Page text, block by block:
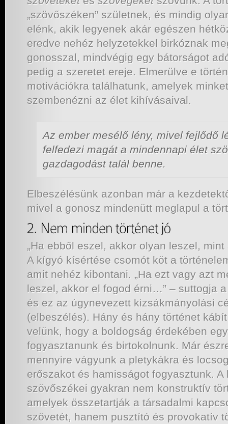
„szövőszéken” születnek, és mindig
elénk, akik legyenek akár egészen
eredve nehéz helyzetekkel birkóznak
gonosszal, mindvégig egy bátorságot
pedig a szeretet ereje. Elmerülve e
motivációkra találhatunk, amelyek
szembenézni az élet kihívásaival.
Az ember mesélő lény, mivel fejlődő
felfedezi magát a mindennapi élet
gazdagodást talál benne.
Elbeszélésünk azonban már a
mivel a gonosz mindenütt meglapul a
„Ha ebből eszel, akkor olyan leszel, mint
A kígyó kísértése csomót köt a
amit nehéz kibontani. „Ha ezt vagy azt
leszel, akkor el fogod érni…” – suttogja
és ez az úgynevezett kizsákmányolási
(elbeszélés). Hány és hány történet
velünk, hogy a boldogság érdekében
fogyasztanunk és birtokolnunk. Már
mennyire vágyunk a pletykákra és
erőszakot és hamisságot fogyasztunk. A
szövőszékei gyakran nem konstruktív
amelyek összetartják a társadalmi
szövetét, hanem pusztító és provokatív